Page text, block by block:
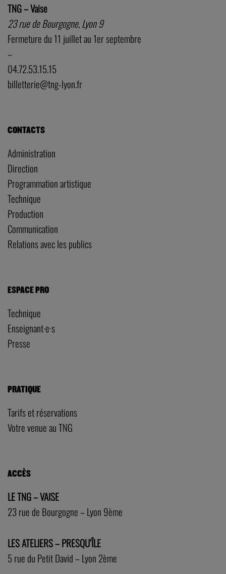
TNG – Vaise
23 rue de Bourgogne, Lyon 9
Fermeture du 11 juillet au 1er septembre
–
04.72.53.15.15
billetterie@tng-lyon.fr
CONTACTS
Administration
Direction
Programmation artistique
Technique
Production
Communication
Relations avec les publics
ESPACE PRO
Technique
Enseignant·e·s
Presse
PRATIQUE
Tarifs et réservations
Votre venue au TNG
ACCÈS
LE TNG – VAISE
23 rue de Bourgogne – Lyon 9ème
LES ATELIERS – PRESQU’ÎLE
5 rue du Petit David – Lyon 2ème